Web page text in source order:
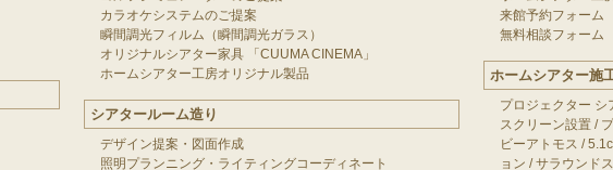
カラオケシステムのご提案
瞬間調光フィルム（瞬間調光ガラス）
オリジナルシアター家具 「CUUMA CINEMA」
ホームシアター工房オリジナル製品
シアタールーム造り
デザイン提案・図面作成
照明プランニング・ライティングコーディネート
来館予約フォーム
無料相談フォーム
ホームシアター施
プロジェクター シ
スクリーン設置/
ビーアトモス /
ョン /サラウンド